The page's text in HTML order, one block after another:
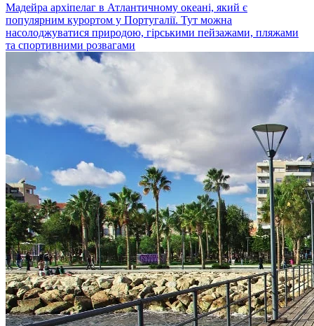
Мадейра архіпелаг в Атлантичному океані, який є
популярним курортом у Португалії. Тут можна
насолоджуватися природою, гірськими пейзажами, пляжами
та спортивними розвагами